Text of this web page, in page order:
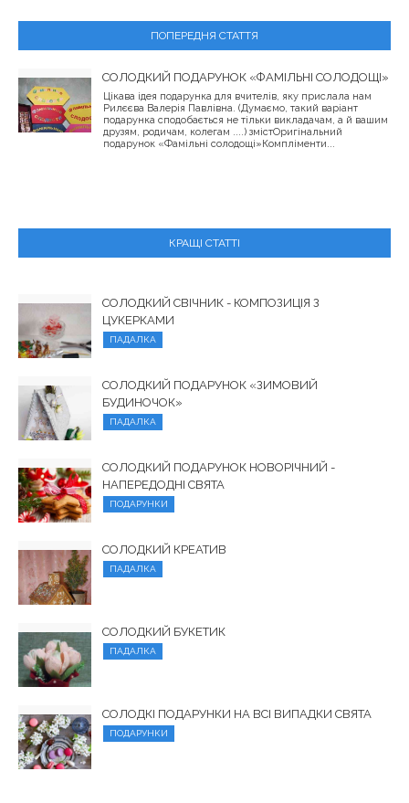
ПОПЕРЕДНЯ СТАТТЯ
СОЛОДКИЙ ПОДАРУНОК «ФАМІЛЬНІ СОЛОДОЩІ»
Цікава ідея подарунка для вчителів, яку прислала нам
Рилєєва Валерія Павлівна. (Думаємо, такий варіант
подарунка сподобається не тільки викладачам, а й вашим
друзям, родичам, колегам ....) змістОригінальний
подарунок «Фамільні солодощі»Компліменти...
КРАЩІ СТАТТІ
СОЛОДКИЙ СВІЧНИК - КОМПОЗИЦІЯ З
ЦУКЕРКАМИ
ПАДАЛКА
СОЛОДКИЙ ПОДАРУНОК «ЗИМОВИЙ
БУДИНОЧОК»
ПАДАЛКА
СОЛОДКИЙ ПОДАРУНОК НОВОРІЧНИЙ -
НАПЕРЕДОДНІ СВЯТА
ПОДАРУНКИ
СОЛОДКИЙ КРЕАТИВ
ПАДАЛКА
СОЛОДКИЙ БУКЕТИК
ПАДАЛКА
СОЛОДКІ ПОДАРУНКИ НА ВСІ ВИПАДКИ СВЯТА
ПОДАРУНКИ